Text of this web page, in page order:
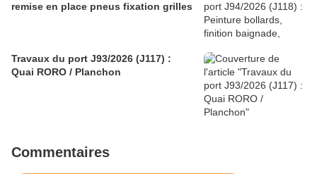
remise en place pneus fixation grilles
Travaux du port J93/2026 (J117) :
Quai RORO / Planchon
Commentaires